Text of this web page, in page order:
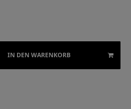
IN DEN WARENKORB